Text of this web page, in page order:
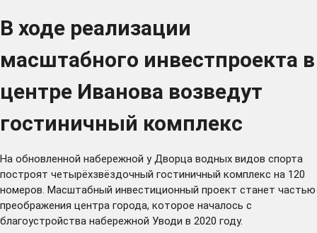
В ходе реализации
масштабного инвестпроекта в
центре Иванова возведут
гостиничный комплекс
На обновленной набережной у Дворца водных видов спорта
построят четырёхзвёздочный гостиничный комплекс на 120
номеров. Масштабный инвестиционный проект станет частью
преображения центра города, которое началось с
благоустройства набережной Уводи в 2020 году.